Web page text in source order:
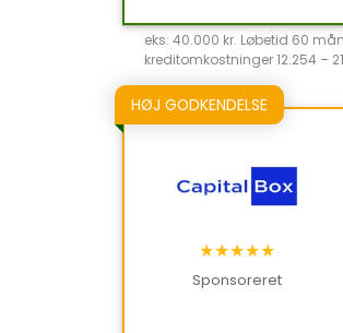
eks: 40.000 kr. Løbetid 60
kreditomkostninger 12.254 –
HØJ GODKENDELSE
★★★★★
Sponsoreret